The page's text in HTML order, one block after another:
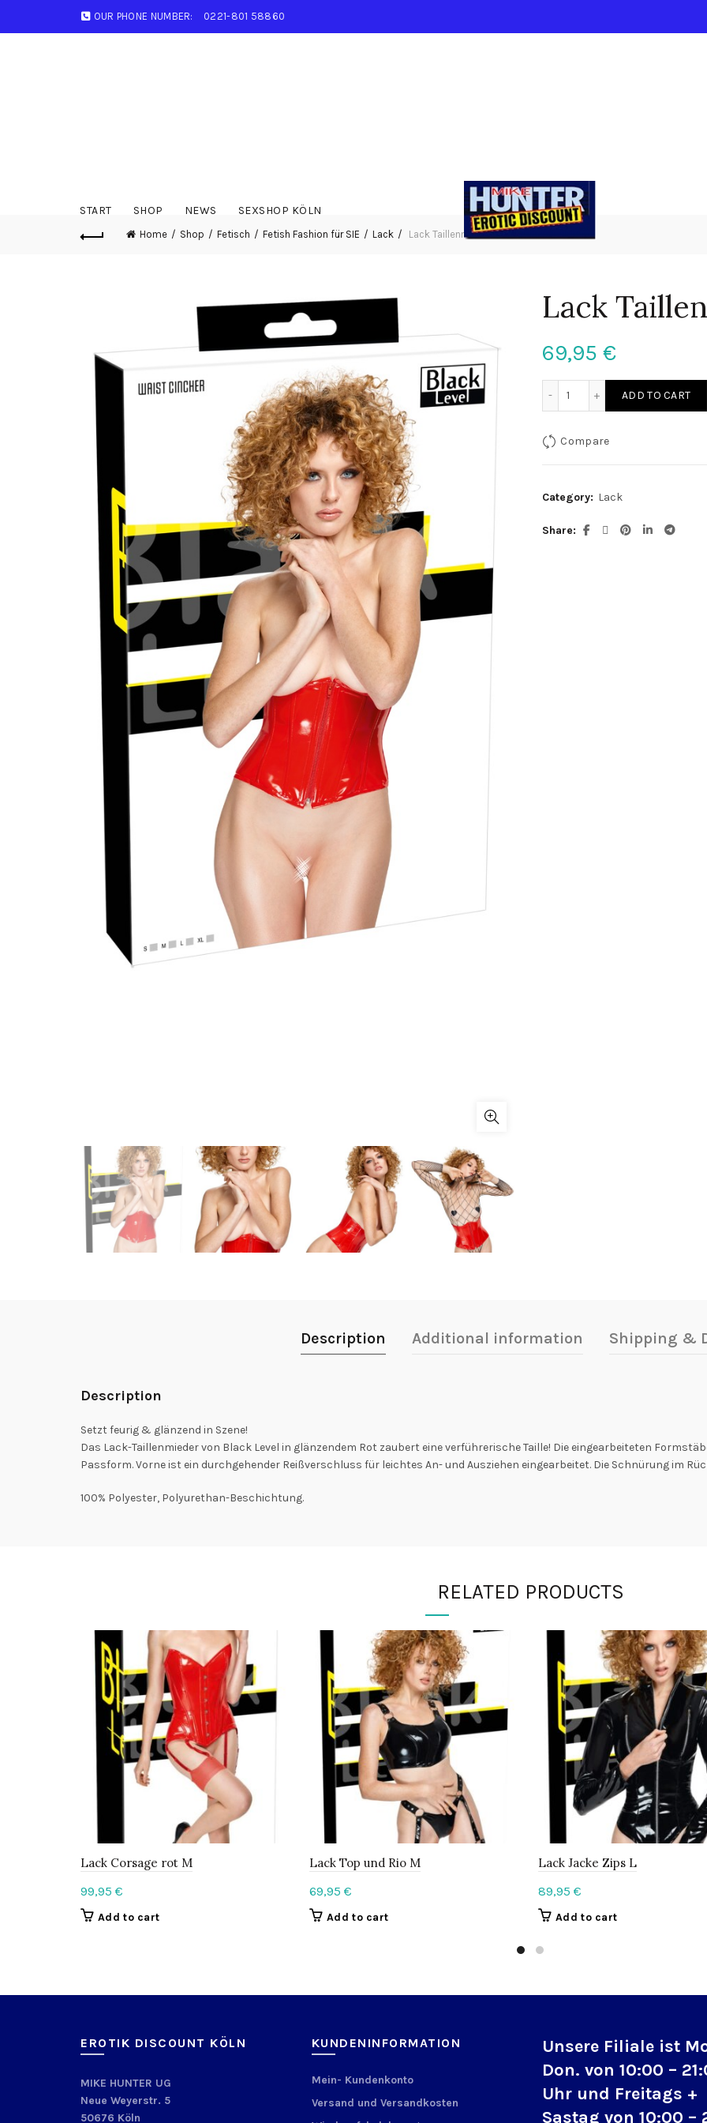
OUR PHONE NUMBER: 0221-801 58860
START SHOP NEWS SEXSHOP KÖLN
Home Shop Fetisch Fetish Fashion für SIE Lack Lack Taillenmieder rot M
Lack
69,95 €
Lack Taillenmieder rot M
ADD TO CART
Compare
Category: Lack
Share
Description Additional information Shipping &
Description
Setzt feurig & glänzend in Szene!
Das Lack-Taillenmieder von Black Level in glänzendem Rot zaubert eine verführerische Taille! Die eingearbeiteten
Passform. Vorne ist ein durchgehender Reißverschluss für leichtes An- und Ausziehen eingearbeitet. Die Schnürung im
100% Polyester, Polyurethan-Beschichtung.
RELATED PRODUCTS
Lack Corsage rot M
99,95 €
Add to cart
Lack Top und Rio M
69,95 €
Add to cart
Lack Jacke Zips L
89,95 €
Add to cart
EROTIK DISCOUNT KÖLN
MIKE HUNTER UG
Neue Weyerstr. 5
50676 Köln
KUNDENINFORMATION
Mein- Kundenkonto
Versand und Versandkosten
Unsere Filiale ist
Don. von 10:00 –
Uhr und Freitags +
Sastag von 10:00 –